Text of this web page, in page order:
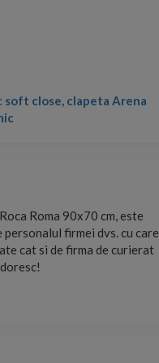
soft close, clapeta Arena
Roma 90x70 cm, este
firmei dvs. cu care
cat si de firma de curierat